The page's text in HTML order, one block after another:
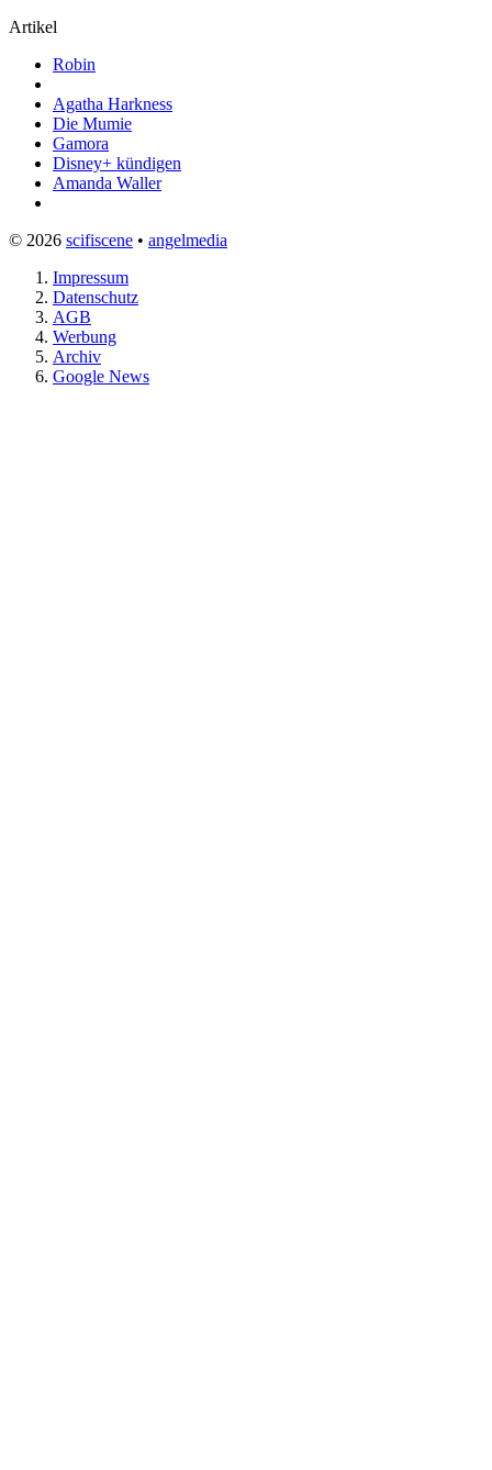
Artikel
Robin
Agatha Harkness
Die Mumie
Gamora
Disney+ kündigen
Amanda Waller
© 2026 scifiscene • angelmedia
Impressum
Datenschutz
AGB
Werbung
Archiv
Google News